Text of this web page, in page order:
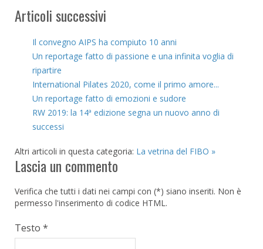
Articoli successivi
Il convegno AIPS ha compiuto 10 anni
Un reportage fatto di passione e una infinita voglia di
ripartire
International Pilates 2020, come il primo amore...
Un reportage fatto di emozioni e sudore
RW 2019: la 14ª edizione segna un nuovo anno di
successi
Altri articoli in questa categoria: La vetrina del FIBO »
Lascia un commento
Verifica che tutti i dati nei campi con (*) siano inseriti. Non è
permesso l'inserimento di codice HTML.
Testo *